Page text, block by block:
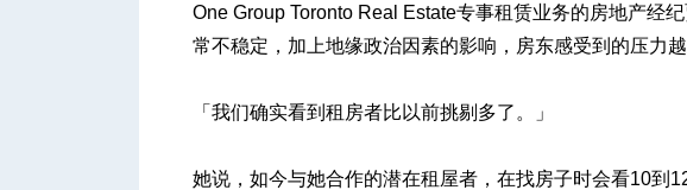
One Group Toronto Real Estate专事租赁业务的房地产经
常不稳定，加上地缘政治因素的影响，房东感受到的压力越
「我们确实看到租房者比以前挑剔多了。」
她说，如今与她合作的潜在租屋者，在找房子时会看10到